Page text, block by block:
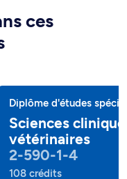
ces
Diplôme d'études
Sciences
vétérinaires
2-590-1-4
108 crédits